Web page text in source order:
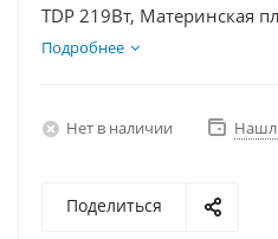
TDP 219Вт, Материнская
WIFI D5, Видеокарта RTX
Подробнее
Нет в наличии
Поделиться